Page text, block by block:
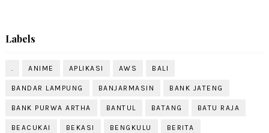
Labels
. ANIME APLIKASI AWS BALI
BANDAR LAMPUNG BANJARMASIN BANK JATENG
BANK PURWA ARTHA BANTUL BATANG BATU RAJA
BEACUKAI BEKASI BENGKULU BERITA